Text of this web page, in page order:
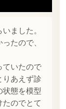
ました。
たので、
ていたので
りあえず診
状態を模型
たのでとて